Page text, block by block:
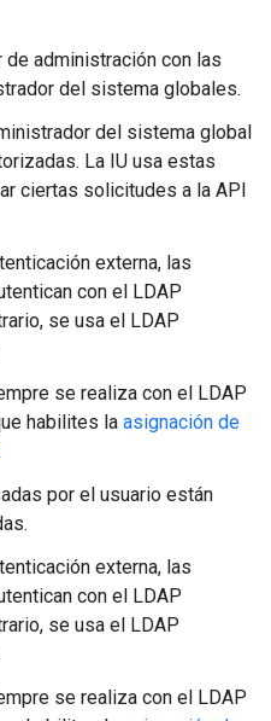
administración con las
del sistema globales.
del sistema global
La IU usa estas
ciertas solicitudes a la API
externa, las
con el LDAP
se usa el LDAP
se realiza con el LDAP
habilites la asignación de
por el usuario están
externa, las
con el LDAP
se usa el LDAP
se realiza con el LDAP